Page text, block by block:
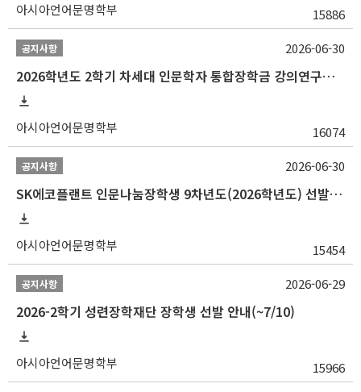
아시아언어문명학부 15886
공지사항
2026학년도 2학기 차세대 인문학자 통합장학금 강의연구조교 선발 안내(~7/8)
아시아언어문명학부 16074
2026-06-30
공지사항
SK에코플랜트 인문나눔장학생 9차년도(2026학년도) 선발 안내(~7/20)
아시아언어문명학부 15454
2026-06-30
공지사항
2026-2학기 성련장학재단 장학생 선발 안내(~7/10)
아시아언어문명학부 15966
2026-06-29